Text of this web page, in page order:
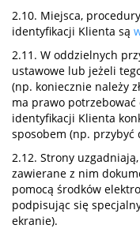
2.10. Miejsca,
identyfikacji Klienta są
2.11. W oddzielnych
ustawowe lub jeżeli
(np. koniecznie należy
ma prawo
identyfikacji Klienta
sposobem (np. przybyć
2.12. Strony
zawierane z nim
pomocą środków
podpisując się
ekranie).